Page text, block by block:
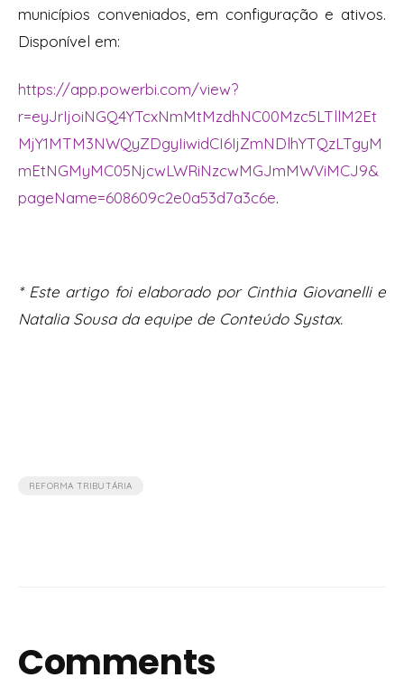
municípios conveniados, em configuração e ativos.
Disponível em:
https://app.powerbi.com/view?
r=eyJrIjoiNGQ4YTcxNmMtMzdhNC00Mzc5LTllM2Et
MjY1MTM3NWQyZDgyIiwidCI6IjZmNDlhYTQzLTgyM
mEtNGMyMC05NjcwLWRiNzcwMGJmMWViMCJ9&
pageName=608609c2e0a53d7a3c6e.
* Este artigo foi elaborado por Cinthia Giovanelli e
Natalia Sousa da equipe de Conteúdo Systax.
REFORMA TRIBUTÁRIA
Comments